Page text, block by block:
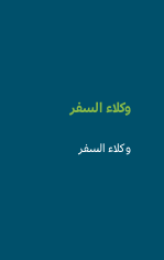
وكلاء السفر
وكلاء السفر